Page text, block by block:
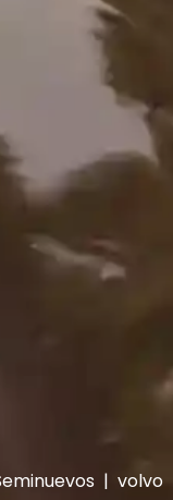
| volvo